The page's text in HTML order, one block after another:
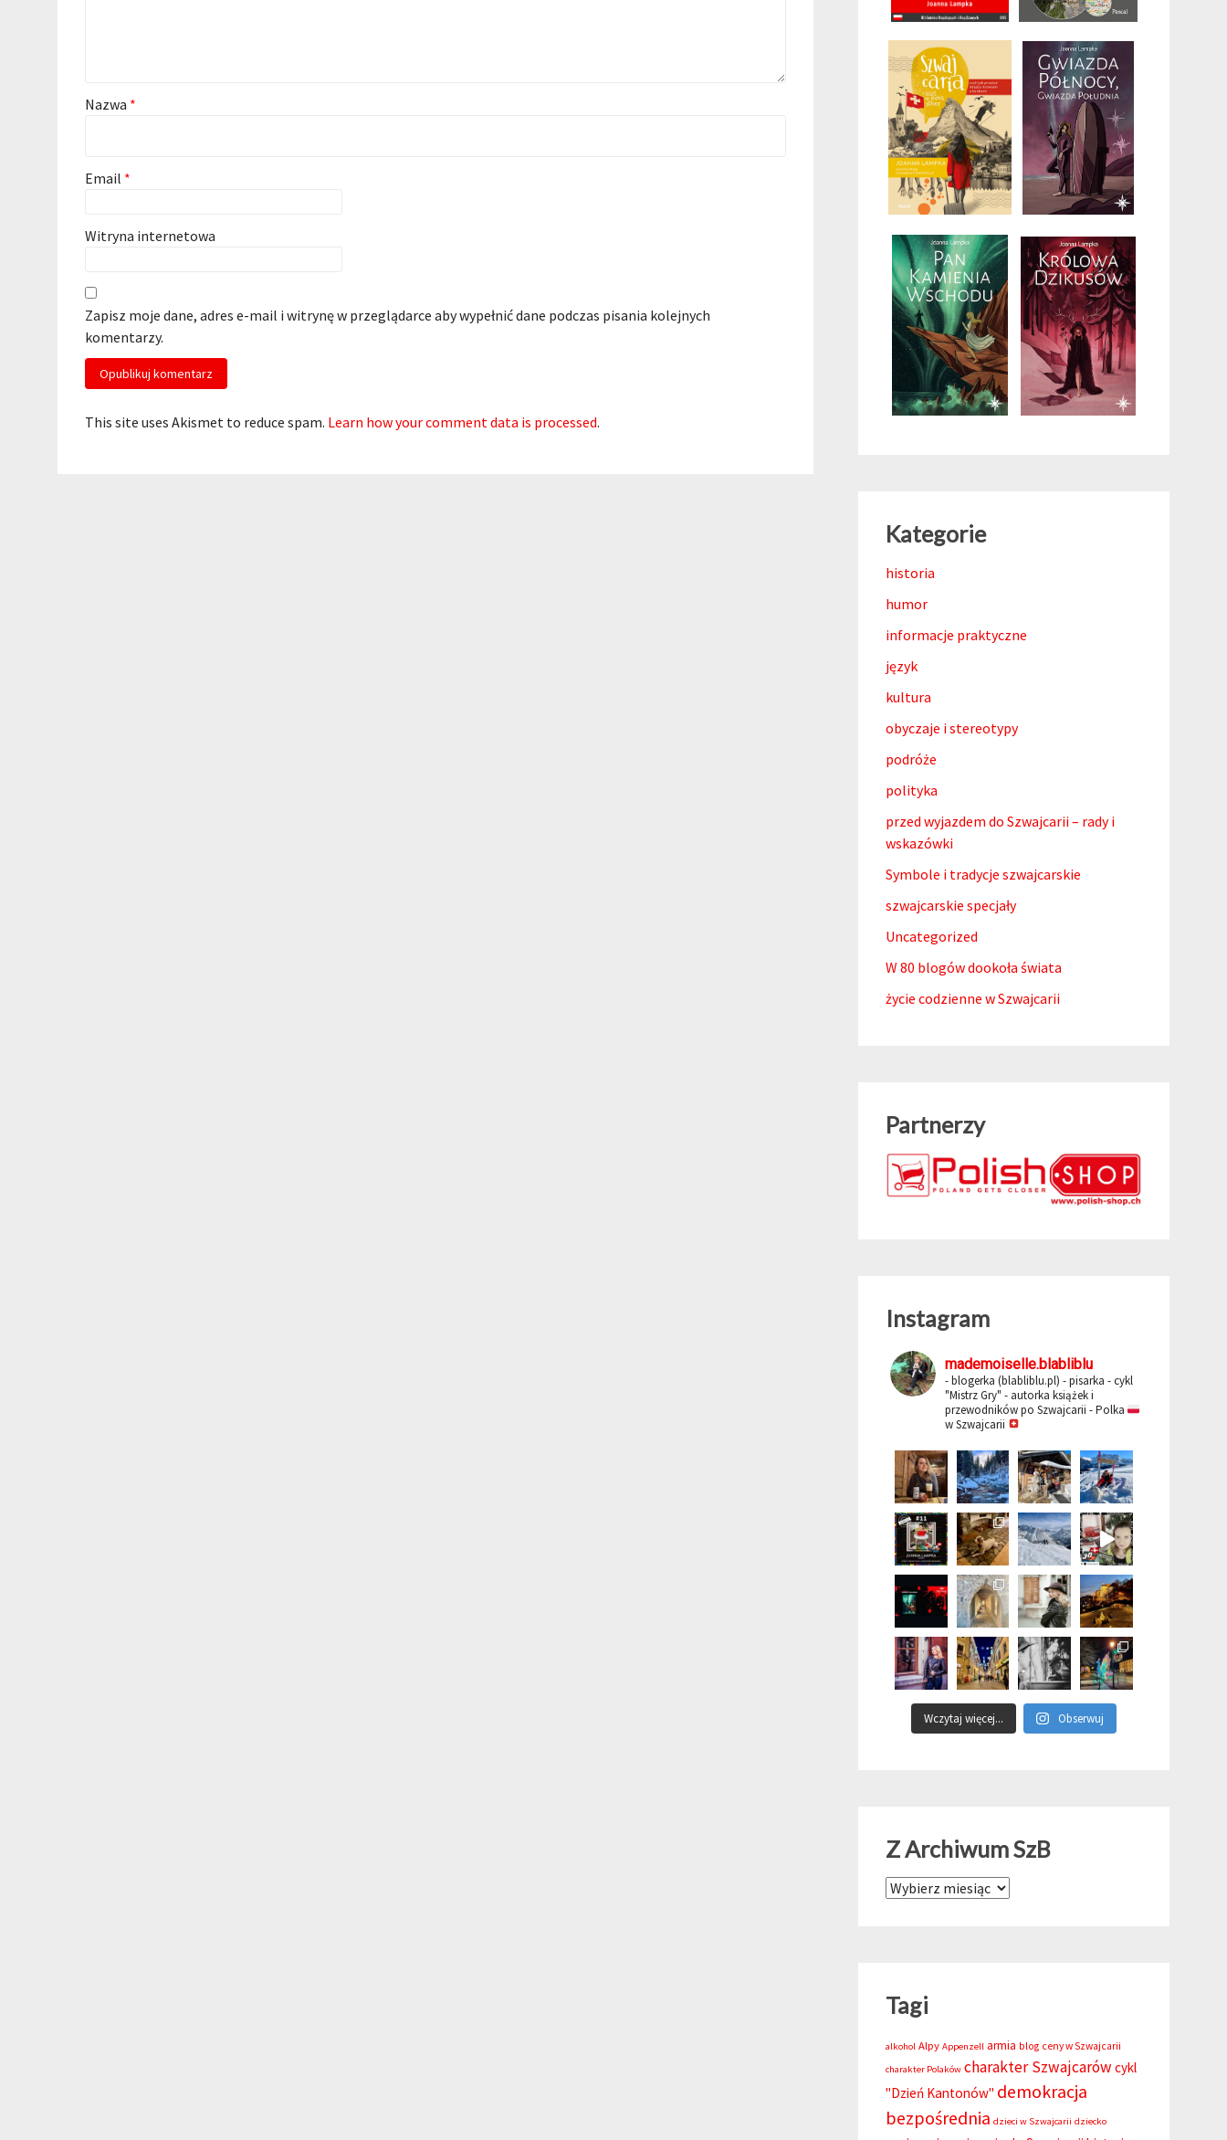
Nazwa *
Email *
Witryna internetowa
Zapisz moje dane, adres e-mail i witrynę w przeglądarce aby wypełnić dane podczas pisania kolejnych
komentarzy.
This site uses Akismet to reduce spam. Learn how your comment data is processed.
Kategorie
historia
humor
informacje praktyczne
język
kultura
obyczaje i stereotypy
podróże
polityka
przed wyjazdem do Szwajcarii – rady i
wskazówki
Symbole i tradycje szwajcarskie
szwajcarskie specjały
Uncategorized
W 80 blogów dookoła świata
życie codzienne w Szwajcarii
Partnerzy
Instagram
mademoiselle.blabliblu
- blogerka (blabliblu.pl) - pisarka - cykl
"Mistrz Gry" - autorka książek i
przewodników po Szwajcarii - Polka
w Szwajcarii
Wczytaj więcej... Obserwuj
Z Archiwum SzB
Z Archiwum SzB
Tagi
alkohol Alpy Appenzell armia blog ceny w Szwajcarii
charakter Polaków charakter Szwajcarów cykl
"Dzień Kantonów" demokracja
bezpośrednia dzieci w Szwajcarii dziecko